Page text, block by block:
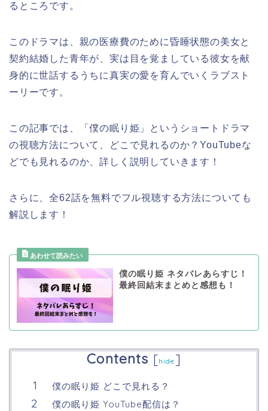
るところです。
このドラマは、親の医療費のために昏睡状態の美女と
契約結婚した青年が、実は目を覚ましている彼女を献
身的に世話するうちに真実の愛を育んでいくラブスト
ーリーです。
この記事では、「僕の眠り姫」というショートドラマ
の視聴方法について、どこで見れるのか？YouTubeな
どでも見れるのか、詳しく説明していきます！
さらに、全62話を無料でフル視聴する方法についても
解説します！
僕の眠り姫 ネタバレあらすじ！
最終回結末まとめと感想も！
Contents [hide ]
僕の眠り姫 どこで見れる？
僕の眠り姫 YouTube配信は？